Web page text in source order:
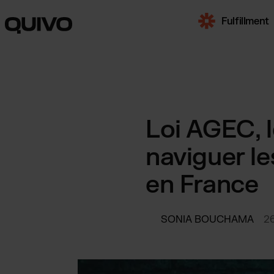
Fulfillment
E-
Logistique
pour les
SOLUTIONS
Loi AGEC,
naviguer
en France
SONIA BOUCHAMA